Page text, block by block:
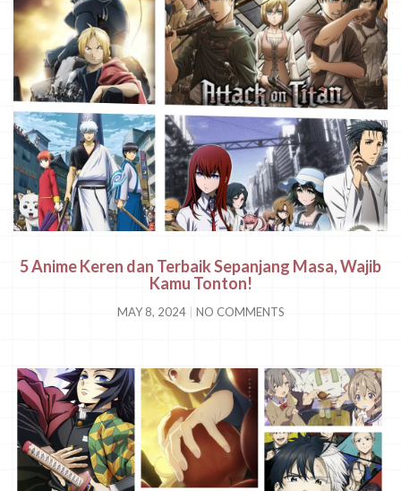
5 Anime Keren dan Terbaik Sepanjang Masa, Wajib
Kamu Tonton!
MAY 8, 2024 NO COMMENTS